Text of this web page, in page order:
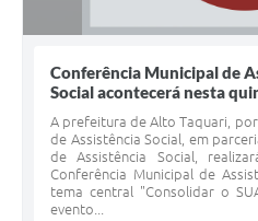
Conferência Municipal de
Social acontecerá nesta
A prefeitura de Alto Taquari,
de Assistência Social, em
de Assistência Social,
Conferência Municipal de
tema central "Consolidar o
evento...